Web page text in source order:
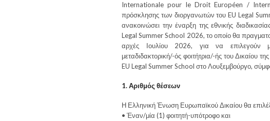
Internationale pour le Droit Européen /
πρόσκλησης των διοργανωτών του EU Legal
ανακοινώσει την έναρξη της εθνικής
Legal Summer School 2026, το οποίο θα
αρχές Ιουλίου 2026, για να επιλεγούν
μεταδιδακτορική/-ός φοιτήτρια/-ής του
EU Legal Summer School στο Λουξεμβούργο,
1. Αριθμός θέσεων
Η Ελληνική Ένωση Ευρωπαϊκού Δικαίου θα
• Έναν/μία (1) φοιτητή-υπότροφο και